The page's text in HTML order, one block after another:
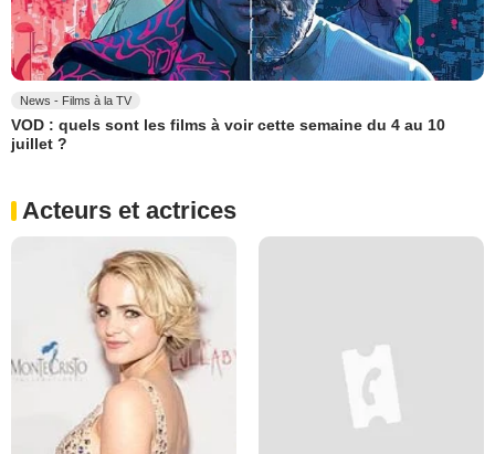
News - Films à la TV
VOD : quels sont les films à voir cette semaine du 4 au 10
juillet ?
Acteurs et actrices